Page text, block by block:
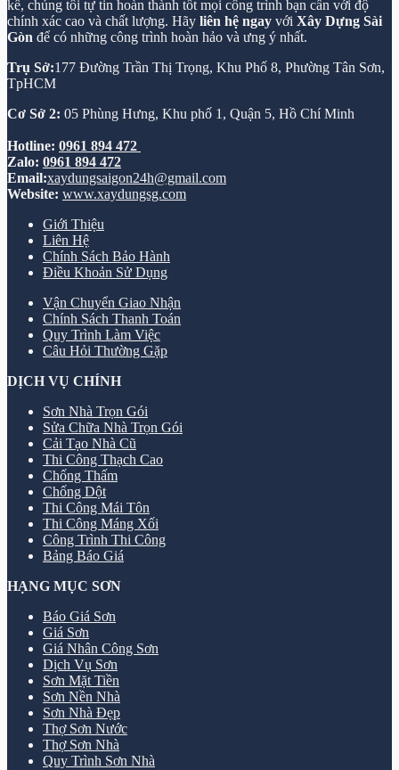
kế, chúng tôi tự tin hoàn thành tốt mọi công trình bạn cần với độ
chính xác cao và chất lượng. Hãy liên hệ ngay với Xây Dựng Sài
Gòn để có những công trình hoàn hảo và ưng ý nhất.
Trụ Sở:177 Đường Trần Thị Trọng, Khu Phố 8, Phường Tân Sơn,
TpHCM
Cơ Sở 2: 05 Phùng Hưng, Khu phố 1, Quận 5, Hồ Chí Minh
Hotline: 0961 894 472
Zalo: 0961 894 472
Email:xaydungsaigon24h@gmail.com
Website: www.xaydungsg.com
Giới Thiệu
Liên Hệ
Chính Sách Bảo Hành
Điều Khoản Sử Dụng
Vận Chuyển Giao Nhận
Chính Sách Thanh Toán
Quy Trình Làm Việc
Câu Hỏi Thường Gặp
DỊCH VỤ CHÍNH
Sơn Nhà Trọn Gói
Sửa Chữa Nhà Trọn Gói
Cải Tạo Nhà Cũ
Thi Công Thạch Cao
Chống Thấm
Chống Dột
Thi Công Mái Tôn
Thi Công Máng Xối
Công Trình Thi Công
Bảng Báo Giá
HẠNG MỤC SƠN
Báo Giá Sơn
Giá Sơn
Giá Nhân Công Sơn
Dịch Vụ Sơn
Sơn Mặt Tiền
Sơn Nền Nhà
Sơn Nhà Đẹp
Thợ Sơn Nước
Thợ Sơn Nhà
Quy Trình Sơn Nhà